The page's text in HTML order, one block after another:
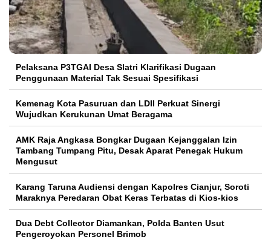
Pelaksana P3TGAI Desa Slatri Klarifikasi Dugaan
Penggunaan Material Tak Sesuai Spesifikasi
Kemenag Kota Pasuruan dan LDII Perkuat Sinergi
Wujudkan Kerukunan Umat Beragama
AMK Raja Angkasa Bongkar Dugaan Kejanggalan Izin
Tambang Tumpang Pitu, Desak Aparat Penegak Hukum
Mengusut
Karang Taruna Audiensi dengan Kapolres Cianjur, Soroti
Maraknya Peredaran Obat Keras Terbatas di Kios-kios
Dua Debt Collector Diamankan, Polda Banten Usut
Pengeroyokan Personel Brimob